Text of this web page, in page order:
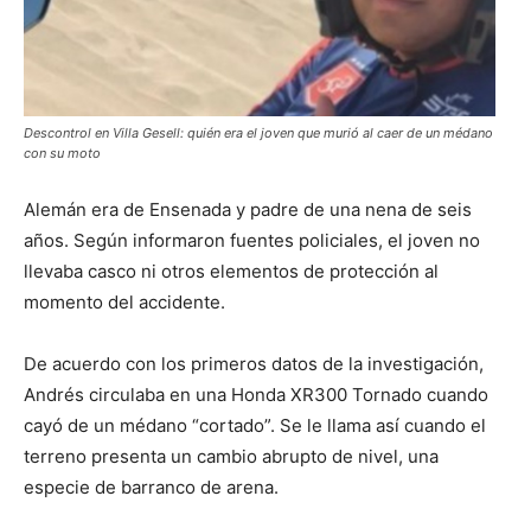
Descontrol en Villa Gesell: quién era el joven que murió al caer de un médano
con su moto
Alemán era de Ensenada y padre de una nena de seis
años. Según informaron fuentes policiales, el joven no
llevaba casco ni otros elementos de protección al
momento del accidente.
De acuerdo con los primeros datos de la investigación,
Andrés circulaba en una Honda XR300 Tornado cuando
cayó de un médano “cortado”. Se le llama así cuando el
terreno presenta un cambio abrupto de nivel, una
especie de barranco de arena.